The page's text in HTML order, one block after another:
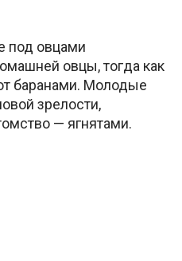
под овцами
овцы, тогда как
баранами. Молодые
зрелости,
— ягнятами.